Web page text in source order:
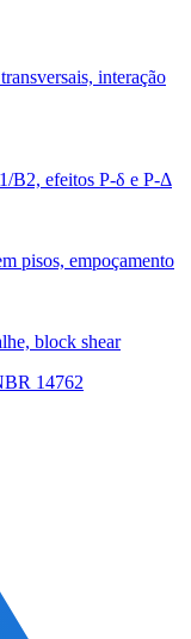
interação
B2, efeitos P-δ e P-Δ
pisos, empoçamento
block shear
14762